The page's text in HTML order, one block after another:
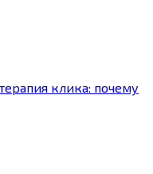
клика: почему